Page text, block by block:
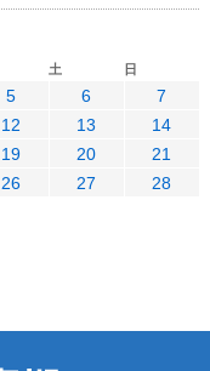
土 日
5 6
7
12 13
14
19 20
21
26 27
28